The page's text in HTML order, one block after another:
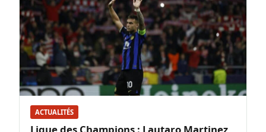
ACTUALITÉS